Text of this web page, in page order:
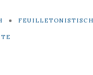
FEUILLETONISTISCH